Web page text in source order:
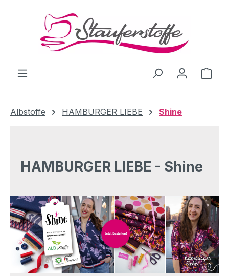
Zum Hauptinhalt springen
Albstoffe HAMBURGER LIEBE Shine
HAMBURGER LIEBE - Shine